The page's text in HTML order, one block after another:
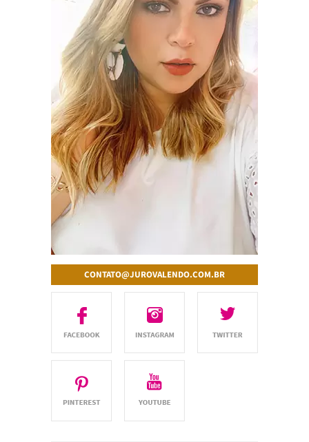
CONTATO@JUROVALENDO.COM.BR